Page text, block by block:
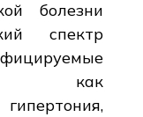
болезни
спектр
как